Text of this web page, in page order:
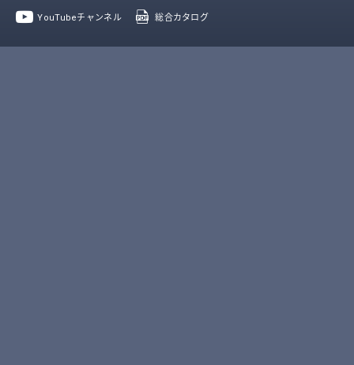
YouTubeチャンネル 総合カタログ